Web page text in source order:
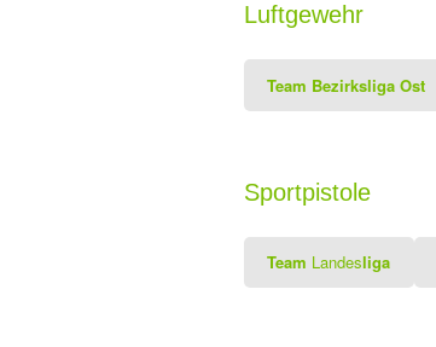
Luftgewehr
Team Bezirksliga Ost
Sportpistole
Team Landesliga